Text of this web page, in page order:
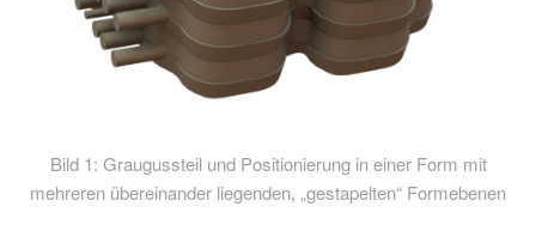
Bild 1: Graugussteil und Positionierung in einer Form mit
mehreren übereinander liegenden, „gestapelten“ Formebenen